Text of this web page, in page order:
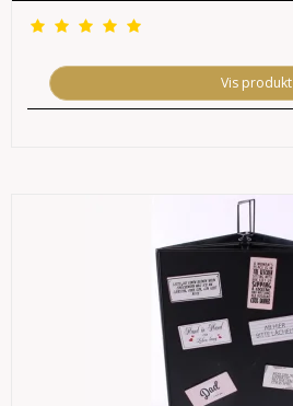
Vis produkt